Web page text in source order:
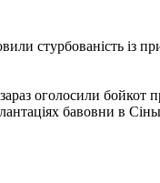
стурбованість із
оголосили
бавовни в